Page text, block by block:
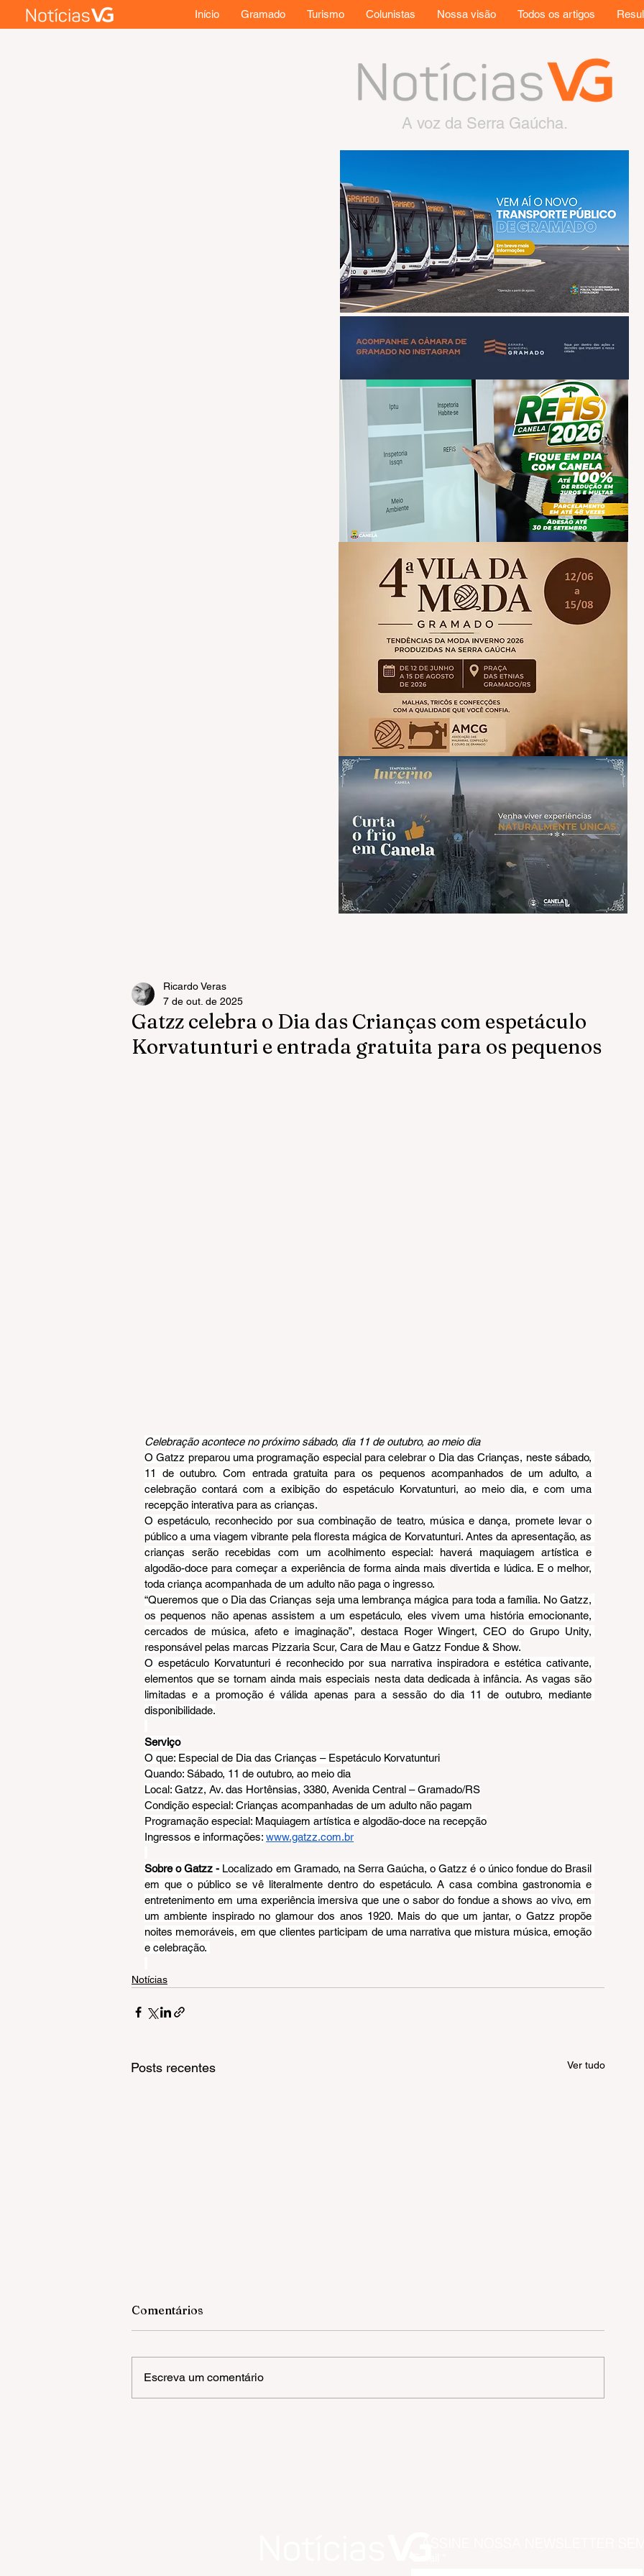
Início Gramado Turismo Colunistas Nossa visão Todos os artigos
A voz da Serra Gaúcha.
Gatzz celebra o Dia das Crianças com espetáculo
Korvatunturi e entrada gratuita para os pequenos
Ricardo Veras
7 de out. de 2025
Celebração acontece no próximo sábado, dia 11 de outubro, ao meio dia
O Gatzz preparou uma programação especial para celebrar o Dia das Crianças, neste sábado,
11 de outubro. Com entrada gratuita para os pequenos acompanhados de um adulto, a
celebração contará com a exibição do espetáculo Korvatunturi, ao meio dia, e com uma
recepção interativa para as crianças.
O espetáculo, reconhecido por sua combinação de teatro, música e dança, promete levar o
público a uma viagem vibrante pela floresta mágica de Korvatunturi. Antes da apresentação, as
crianças serão recebidas com um acolhimento especial: haverá maquiagem artística e
algodão-doce para começar a experiência de forma ainda mais divertida e lúdica. E o melhor,
toda criança acompanhada de um adulto não paga o ingresso.
“Queremos que o Dia das Crianças seja uma lembrança mágica para toda a família. No Gatzz,
os pequenos não apenas assistem a um espetáculo, eles vivem uma história emocionante,
cercados de música, afeto e imaginação”, destaca Roger Wingert, CEO do Grupo Unity,
responsável pelas marcas Pizzaria Scur, Cara de Mau e Gatzz Fondue & Show.
O espetáculo Korvatunturi é reconhecido por sua narrativa inspiradora e estética cativante,
elementos que se tornam ainda mais especiais nesta data dedicada à infância. As vagas são
limitadas e a promoção é válida apenas para a sessão do dia 11 de outubro, mediante
disponibilidade.
Serviço
O que: Especial de Dia das Crianças – Espetáculo Korvatunturi
Quando: Sábado, 11 de outubro, ao meio dia
Local: Gatzz, Av. das Hortênsias, 3380, Avenida Central – Gramado/RS
Condição especial: Crianças acompanhadas de um adulto não pagam
Programação especial: Maquiagem artística e algodão-doce na recepção
Ingressos e informações: www.gatzz.com.br
Sobre o Gatzz - Localizado em Gramado, na Serra Gaúcha, o Gatzz é o único fondue do Brasil
em que o público se vê literalmente dentro do espetáculo. A casa combina gastronomia e
entretenimento em uma experiência imersiva que une o sabor do fondue a shows ao vivo, em
um ambiente inspirado no glamour dos anos 1920. Mais do que um jantar, o Gatzz propõe
noites memoráveis, em que clientes participam de uma narrativa que mistura música, emoção
e celebração.
Notícias
Posts recentes Ver tudo
Comentários
Escreva um comentário